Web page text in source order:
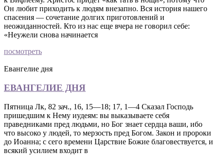
Он любит приходить к людям внезапно. Вся история нашего
спасения — сочетание долгих приготовлений и
неожиданностей. Кто из нас еще вчера не говорил себе:
«Неужели снова начинается
посмотреть
Евангелие дня
ЕВАНГЕЛИЕ ДНЯ
Пятница Лк, 82 зач., 16, 15—18; 17, 1—4 Сказал Господь
пришедшим к Нему иудеям: вы выказываете себя
праведниками пред людьми, но Бог знает сердца ваши, ибо
что высоко у людей, то мерзость пред Богом. Закон и пророки
до Иоанна; с сего времени Царствие Божие благовествуется, и
всякий усилием входит в